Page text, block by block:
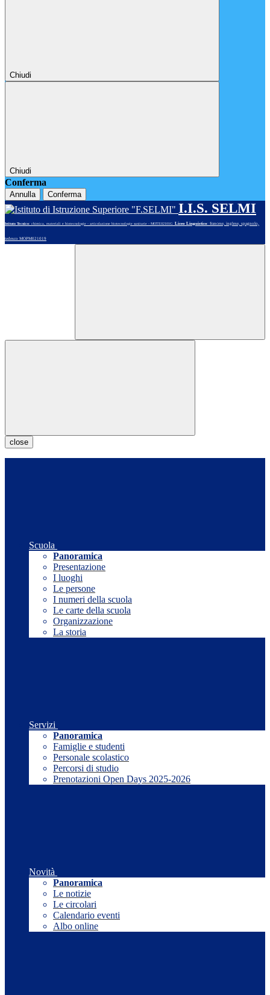
Chiudi
Chiudi
Conferma
Annulla Conferma
I.I.S. SELMI
Istituto Tecnico: chimica, materiali e biotecnologie - articolazione biotecnologie sanitarie - MOTE02101G Liceo Linguistico: francese, inglese, spagnolo,
tedesco MOPM021019
close
Scuola
Panoramica
Presentazione
I luoghi
Le persone
I numeri della scuola
Le carte della scuola
Organizzazione
La storia
Servizi
Panoramica
Famiglie e studenti
Personale scolastico
Percorsi di studio
Prenotazioni Open Days 2025-2026
Novità
Panoramica
Le notizie
Le circolari
Calendario eventi
Albo online